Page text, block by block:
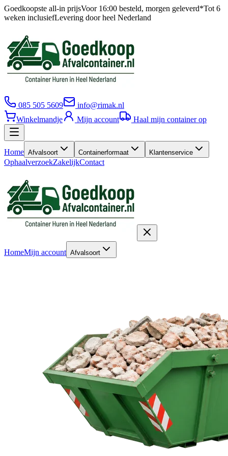
Goedkoopste all-in prijsVoor 16:00 besteld, morgen geleverd*Tot 6
weken inclusiefLevering door heel Nederland
085 505 5609
info@rimak.nl
Winkelmandje
Mijn account Haal mijn container op
Home Afvalsoort Containerformaat Klantenservice
OphaalverzoekZakelijkContact
HomeMijn account Afvalsoort